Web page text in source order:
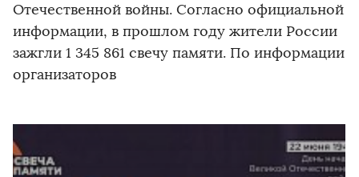
Отечественной войны. Согласно официальной
информации, в прошлом году жители России
зажгли 1 345 861 свечу памяти. По информации
организаторов